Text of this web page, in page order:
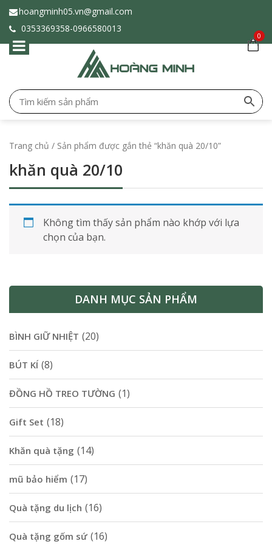
hoangminh05.vn@gmail.com
0353369358-0966580013
0
Trang chủ / Sản phẩm được gắn thẻ “khăn quà 20/10”
khăn quà 20/10
Không tìm thấy sản phẩm nào khớp với lựa
chọn của bạn.
DANH MỤC SẢN PHẨM
BÌNH GIỮ NHIỆT (20)
BÚT KÍ (8)
ĐỒNG HỒ TREO TƯỜNG (1)
Gift Set (18)
Khăn quà tặng (14)
mũ bảo hiểm (17)
Quà tặng du lịch (16)
Quà tặng gốm sứ (16)